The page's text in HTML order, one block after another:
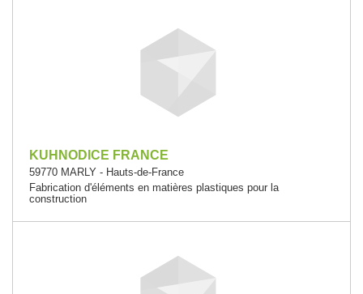
KUHNODICE FRANCE
59770 MARLY - Hauts-de-France
Fabrication d'éléments en matières plastiques pour la
construction